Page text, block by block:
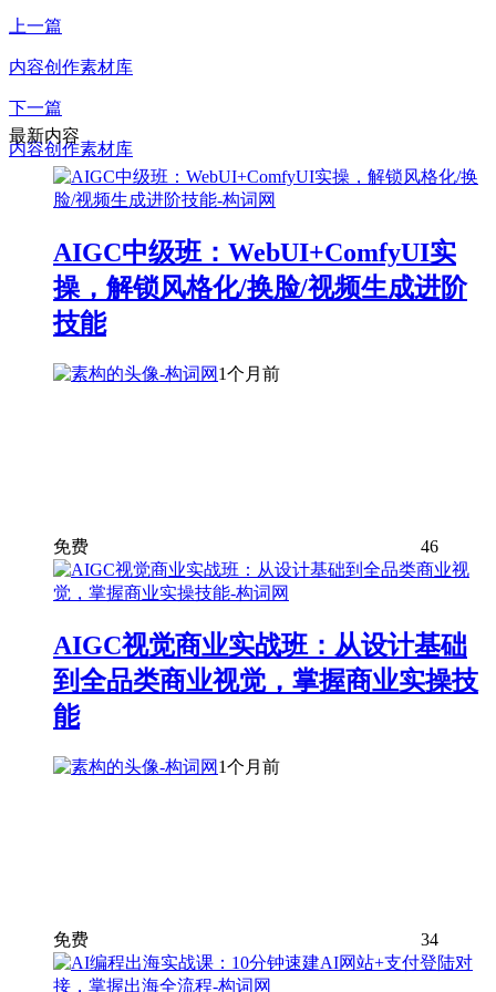
上一篇
内容创作素材库
下一篇
内容创作素材库
最新内容
AIGC中级班：WebUI+ComfyUI实
操，解锁风格化/换脸/视频生成进阶
技能
1个月前
免费 46
AIGC视觉商业实战班：从设计基础
到全品类商业视觉，掌握商业实操技
能
1个月前
免费 34